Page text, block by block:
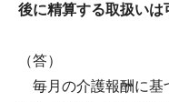
後に精算する取扱いは
（答）
毎月の介護報酬に基